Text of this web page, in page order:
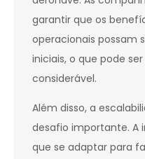
garantir que os
operacionais possam
iniciais, o que pode
considerável.
Além disso, a
desafio importante. A
que se adaptar para